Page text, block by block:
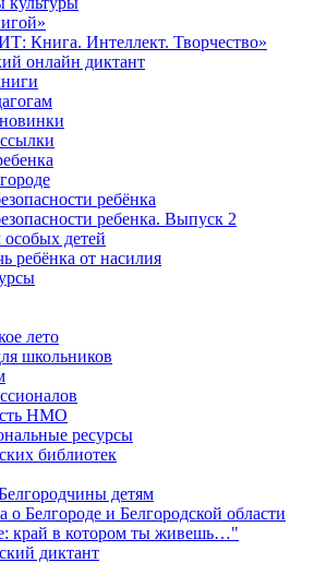
Книга. Интеллект. Творчество»
онлайн диктант
ребёнка
ребенка. Выпуск 2
детей
ребёнка от насилия
лето
школьников
НМО
ресурсы
библиотек
детям
о Белгороде и Белгородской области
край в котором ты живешь…"
диктант